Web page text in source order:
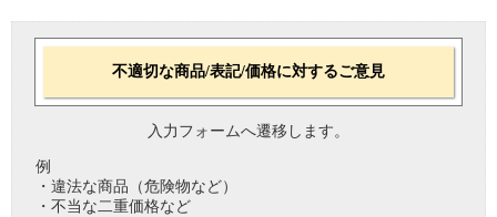
不適切な商品/表記/価格に対するご意見
入力フォームへ遷移します。
例
・違法な商品（危険物など）
・不当な二重価格など